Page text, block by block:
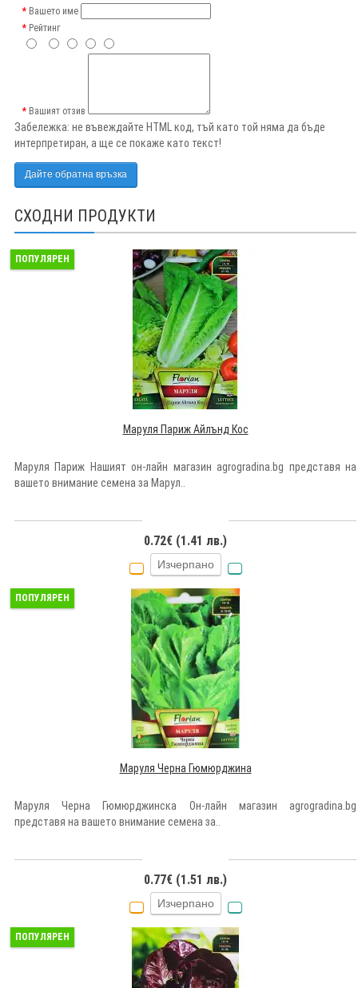
Вашето име
Рейтинг
Вашият отзив
Забележка: не въвеждайте HTML код, тъй като той няма да бъде
интерпретиран, а ще се покаже като текст!
Дайте обратна връзка
СХОДНИ ПРОДУКТИ
ПОПУЛЯРЕН
Маруля Париж Айлънд Кос
Маруля Париж Нашият он-лайн магазин agrogradina.bg представя на
вашето внимание семена за Марул..
0.72€ (1.41 лв.)
Изчерпано
ПОПУЛЯРЕН
Маруля Черна Гюмюрджина
Маруля Черна Гюмюрджинска Он-лайн магазин agrogradina.bg
представя на вашето внимание семена за..
0.77€ (1.51 лв.)
Изчерпано
ПОПУЛЯРЕН